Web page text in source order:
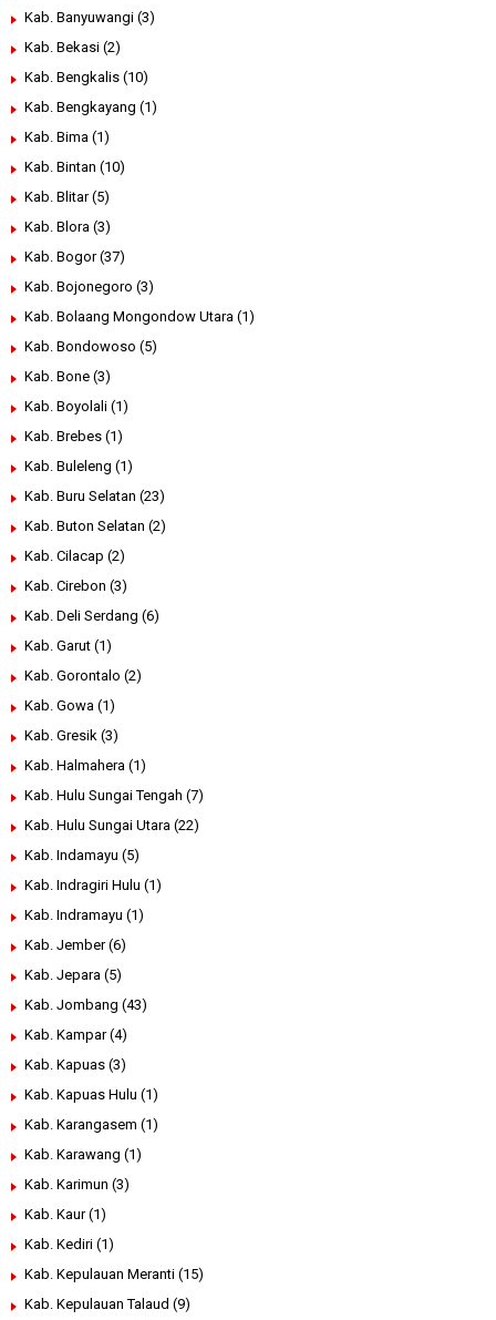
Kab. Banyuwangi (3)
Kab. Bekasi (2)
Kab. Bengkalis (10)
Kab. Bengkayang (1)
Kab. Bima (1)
Kab. Bintan (10)
Kab. Blitar (5)
Kab. Blora (3)
Kab. Bogor (37)
Kab. Bojonegoro (3)
Kab. Bolaang Mongondow Utara (1)
Kab. Bondowoso (5)
Kab. Bone (3)
Kab. Boyolali (1)
Kab. Brebes (1)
Kab. Buleleng (1)
Kab. Buru Selatan (23)
Kab. Buton Selatan (2)
Kab. Cilacap (2)
Kab. Cirebon (3)
Kab. Deli Serdang (6)
Kab. Garut (1)
Kab. Gorontalo (2)
Kab. Gowa (1)
Kab. Gresik (3)
Kab. Halmahera (1)
Kab. Hulu Sungai Tengah (7)
Kab. Hulu Sungai Utara (22)
Kab. Indamayu (5)
Kab. Indragiri Hulu (1)
Kab. Indramayu (1)
Kab. Jember (6)
Kab. Jepara (5)
Kab. Jombang (43)
Kab. Kampar (4)
Kab. Kapuas (3)
Kab. Kapuas Hulu (1)
Kab. Karangasem (1)
Kab. Karawang (1)
Kab. Karimun (3)
Kab. Kaur (1)
Kab. Kediri (1)
Kab. Kepulauan Meranti (15)
Kab. Kepulauan Talaud (9)